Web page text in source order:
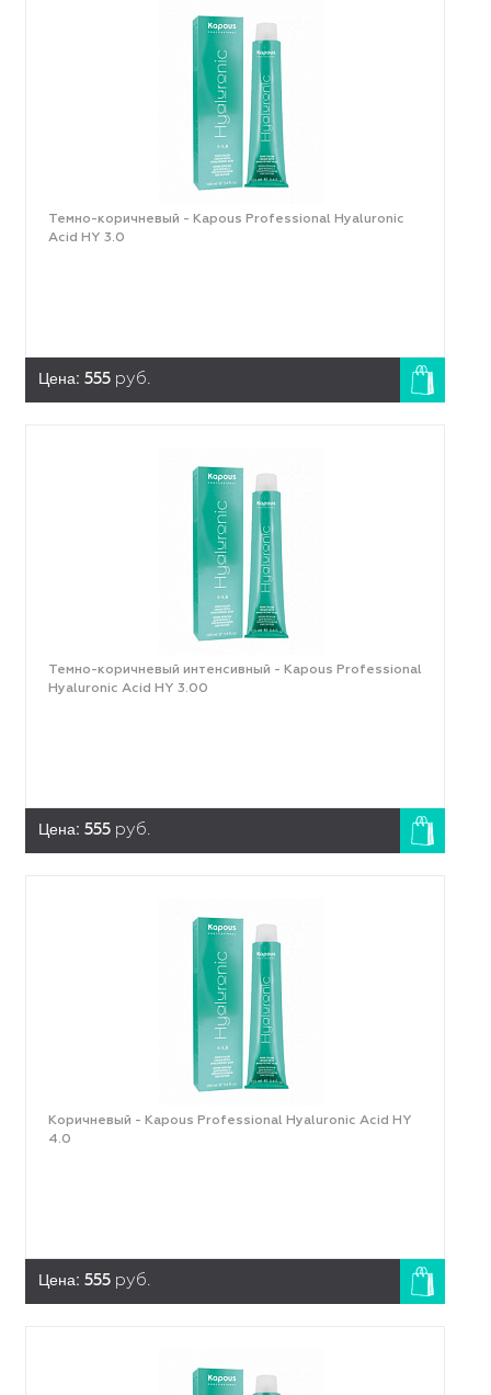
Темно-коричневый - Kapous Professional Hyaluronic
Acid HY 3.0
Цена: 555 руб.
Темно-коричневый интенсивный - Kapous Professional
Hyaluronic Acid HY 3.00
Цена: 555 руб.
Коричневый - Kapous Professional Hyaluronic Acid HY
4.0
Цена: 555 руб.